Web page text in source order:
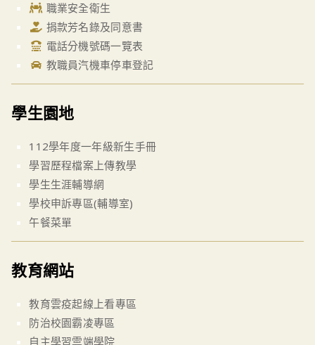
職業安全衛生
捐款芳名錄及同意書
電話分機號碼一覽表
教職員汽機車停車登記
學生園地
112學年度一年級新生手冊
學習歷程檔案上傳教學
學生生涯輔導網
學校申訴專區(輔導室)
午餐菜單
教育網站
教育雲疫起線上看專區
防治校園霸凌專區
自主學習雲端學院